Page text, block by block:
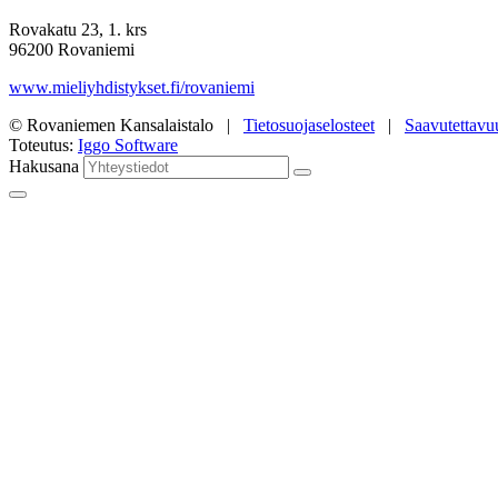
Rovakatu 23, 1. krs
96200 Rovaniemi
www.mieliyhdistykset.fi/rovaniemi
© Rovaniemen Kansalaistalo | Tietosuojaselosteet |
Toteutus: Iggo Software
Hakusana